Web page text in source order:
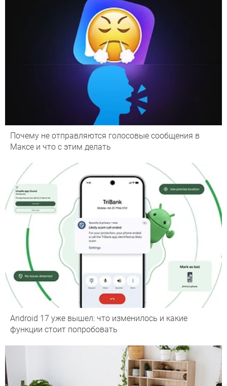
Почему не отправляются голосовые сообщения в
Максе и что с этим делать
Android 17 уже вышел: что изменилось и какие
функции стоит попробовать